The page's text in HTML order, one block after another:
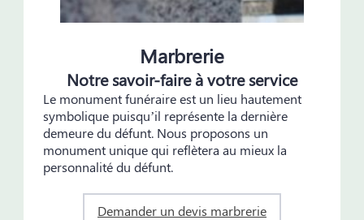
Marbrerie
Notre savoir-faire à votre service
Le monument funéraire est un lieu hautement
symbolique puisqu’il représente la dernière
demeure du défunt. Nous proposons un
monument unique qui reflètera au mieux la
personnalité du défunt.
Demander un devis marbrerie